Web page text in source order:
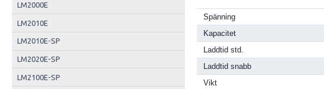
LM2000E
LM2010E
LM2010E-SP
LM2020E-SP
LM2100E-SP
Spänning
Kapacitet
Laddtid std.
Laddtid snabb
Vikt